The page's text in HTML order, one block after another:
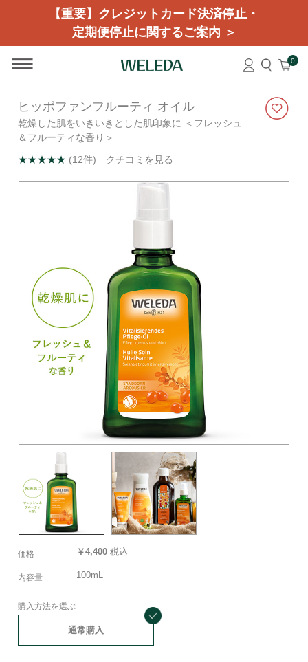
【重要】クレジットカード決済停止・
定期便停止に関するご案内 ＞
0
ヒッポファンフルーティ オイル
乾燥した肌をいきいきとした肌印象に ＜フレッシュ
＆フルーティな香り＞
★★★★★ (12件) クチコミを見る
価格 ￥4,400税込
内容量 100mL
購入方法を選ぶ
通常購入